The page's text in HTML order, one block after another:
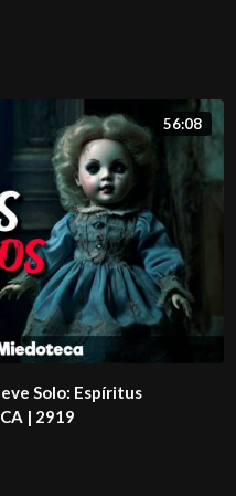
56:08
Solo: Espíritus
| 2919